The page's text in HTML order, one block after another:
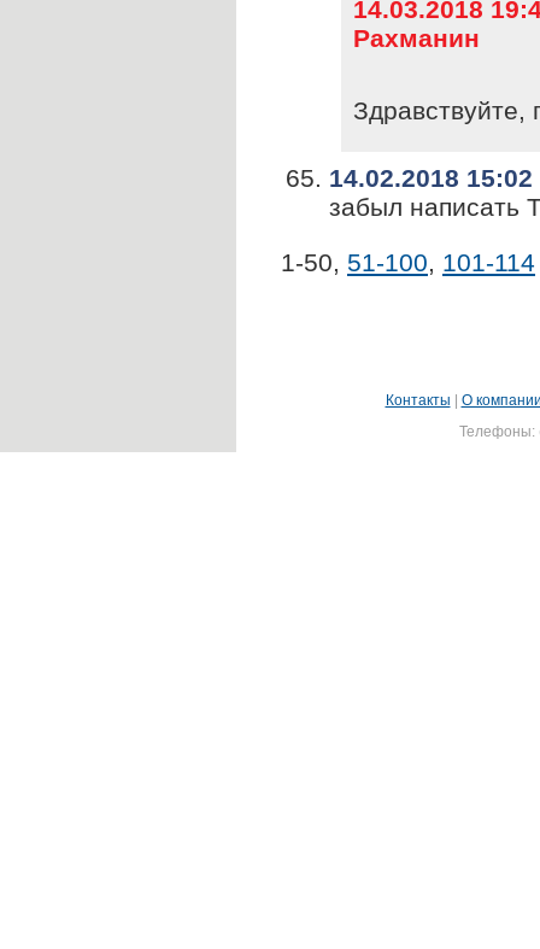
14.03.2018
Рахманин
Здравствуйте,
14.02.2018 15:02
забыл написать
1-50, 51-100, 101-114
Контакты
О
Телефоны: